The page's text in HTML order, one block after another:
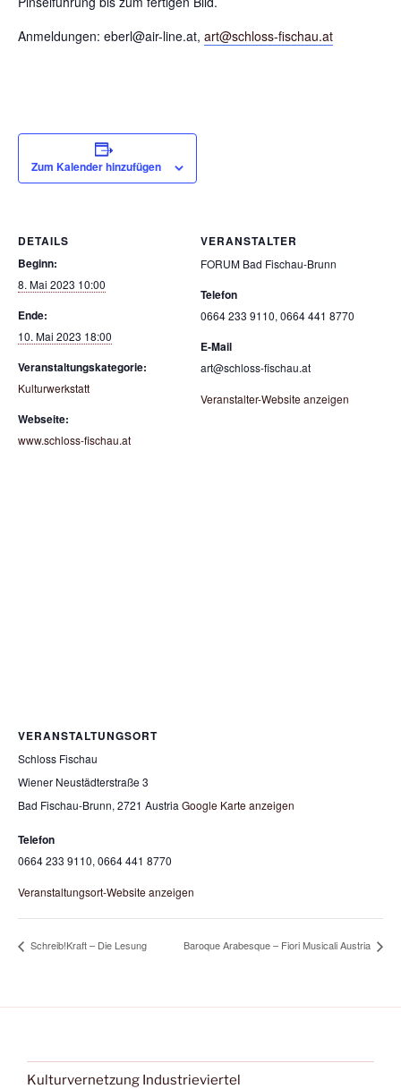
Anmeldungen: eberl@air-line.at, art@schloss-fischau.at
Zum Kalender hinzufügen
DETAILS
Beginn:
8. Mai 2023 10:00
Ende:
10. Mai 2023 18:00
Veranstaltungskategorie:
Kulturwerkstatt
Webseite:
www.schloss-fischau.at
VERANSTALTER
FORUM Bad Fischau-Brunn
Telefon
0664 233 9110, 0664 441 8770
E-Mail
art@schloss-fischau.at
Veranstalter-Website anzeigen
VERANSTALTUNGSORT
Schloss Fischau
Wiener Neustädterstraße 3
Bad Fischau-Brunn, 2721 Austria Google Karte anzeigen
Telefon
0664 233 9110, 0664 441 8770
Veranstaltungsort-Website anzeigen
Schreib!Kraft – Die Lesung Baroque Arabesque – Fiori Musicali Austria
Kulturvernetzung Industrieviertel